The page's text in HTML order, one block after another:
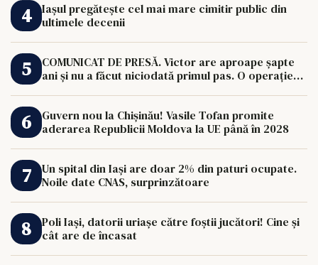
Iașul pregătește cel mai mare cimitir public din
ultimele decenii
COMUNICAT DE PRESĂ. Victor are aproape șapte
ani și nu a făcut niciodată primul pas. O operație
Guvern nou la Chișinău! Vasile Tofan promite
aderarea Republicii Moldova la UE până în 2028
Un spital din Iași are doar 2% din paturi ocupate.
Noile date CNAS, surprinzătoare
Poli Iași, datorii uriașe către foștii jucători! Cine și
cât are de încasat